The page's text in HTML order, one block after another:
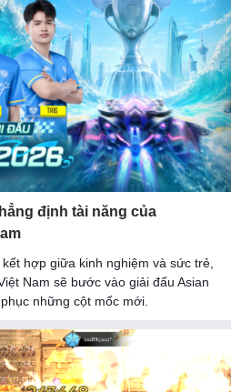
định tài năng của
hợp giữa kinh nghiệm và sức trẻ,
Nam sẽ bước vào giải đấu Asian
những cột mốc mới.